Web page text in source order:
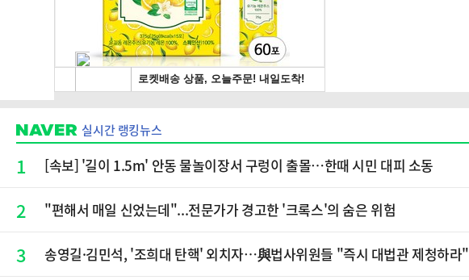
실시간 랭킹뉴스
1 [속보] '길이 1.5m' 안동 물놀이장서 구렁이 출몰…한때 시민 대피 소동
2 "편해서 매일 신었는데"...전문가가 경고한 '크록스'의 숨은 위험
3 송영길·김민석, '조희대 탄핵' 외치자…與법사위원들 "즉시 대법관 제청하라"